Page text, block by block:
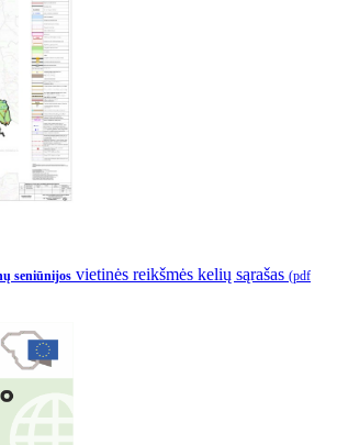
seniūnijos vietinės reikšmės kelių sąrašas (pdf